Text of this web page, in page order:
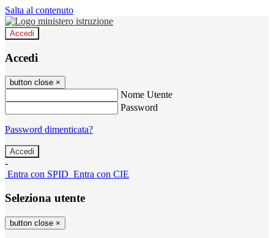
Salta al contenuto
Accedi
Accedi
button close ×
Nome Utente
Password
Password dimenticata?
-
Entra con SPID Entra con CIE
Seleziona utente
button close ×